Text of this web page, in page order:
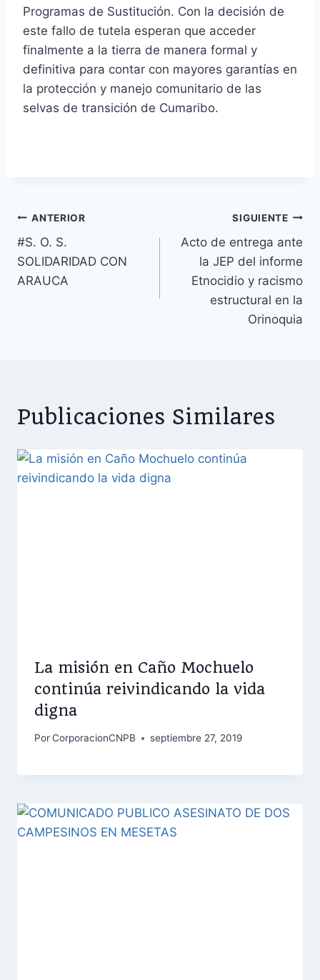
Programas de Sustitución. Con la decisión de
este fallo de tutela esperan que acceder
finalmente a la tierra de manera formal y
definitiva para contar con mayores garantías en
la protección y manejo comunitario de las
selvas de transición de Cumaribo.
Navegación
de
entradas
ANTERIOR
#S. O. S.
SOLIDARIDAD CON
ARAUCA
SIGUIENTE
Acto de entrega ante
la JEP del informe
Etnocidio y racismo
estructural en la
Orinoquia
Publicaciones Similares
La misión en Caño Mochuelo
continúa reivindicando la vida
digna
PorCorporacionCNPB septiembre 27, 2019